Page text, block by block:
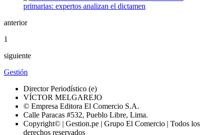
anterior
1
siguiente
Gestión
Director Periodístico (e)
VÍCTOR MELGAREJO
© Empresa Editora El Comercio S.A.
Calle Paracas #532, Pueblo Libre, Lima.
Copyright© | Gestion.pe | Grupo El Comercio | Todos los
derechos reservados